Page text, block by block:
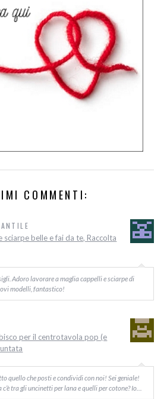
COMMENTI:
belle e fai da te, Raccolta
Adoro lavorare a maglia cappelli e sciarpe di
modelli, fantastico!
per il centrotavola pop (e
quello che posti e condividi con noi! Sei geniale!
tra gli uncinetti per lana e quelli per cotone? Io…